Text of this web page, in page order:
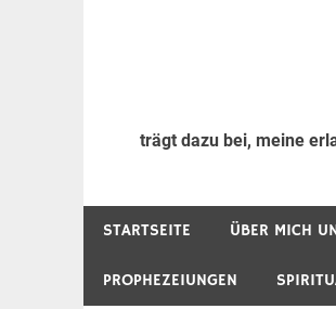
trägt dazu bei, meine
STARTSEITE ÜBER MICH
PROPHEZEIUNGEN